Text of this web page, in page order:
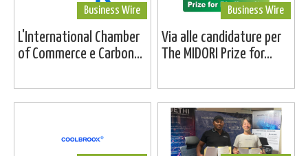
Business Wire
L'International Chamber
of Commerce e Carbon...
Business Wire
Via alle candidature per
The MIDORI Prize for...